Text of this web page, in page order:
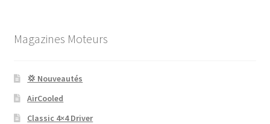
Magazines Moteurs
💢 Nouveautés
AirCooled
Classic 4×4 Driver